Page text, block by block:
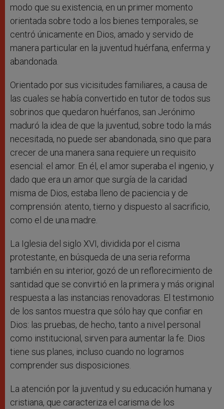
modo que su existencia, en un primer momento
orientada sobre todo a los bienes temporales, se
centró únicamente en Dios, amado y servido de
manera particular en la juventud huérfana, enferma y
abandonada.
Orientado por sus vicisitudes familiares, a causa de
las cuales se había convertido en tutor de todos sus
sobrinos que quedaron huérfanos, san Jerónimo
maduró la idea de que la juventud, sobre todo la más
necesitada, no puede ser abandonada, sino que para
crecer de una manera sana requiere un requisito
esencial: el amor. En él, el amor superaba el ingenio, y
dado que era un amor que surgía de la caridad
misma de Dios, estaba lleno de paciencia y de
comprensión: atento, tierno y dispuesto al sacrificio,
como el de una madre.
La Iglesia del siglo XVI, dividida por el cisma
protestante, en búsqueda de una seria reforma
también en su interior, gozó de un reflorecimiento de
santidad que se convirtió en la primera y más original
respuesta a las instancias renovadoras. El testimonio
de los santos muestra que sólo hay que confiar en
Dios: las pruebas, de hecho, tanto a nivel personal
como institucional, sirven para aumentar la fe. Dios
tiene sus planes, incluso cuando no logramos
comprender sus disposiciones.
La atención por la juventud y su educación humana y
cristiana, que caracteriza el carisma de los